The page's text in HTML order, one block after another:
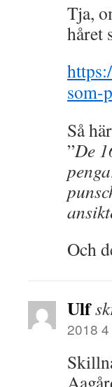
Tja,
håret
som-
Så
”De
Och
Ulf
2018